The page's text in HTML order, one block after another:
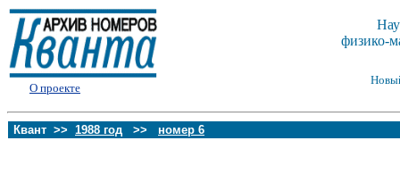
О проекте
физико-
Квант >> 1988 год >> номер 6